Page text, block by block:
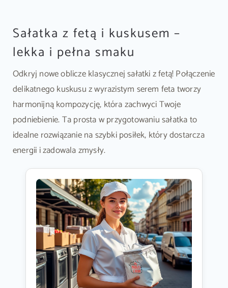
Sałatka z fetą i kuskusem –
lekka i pełna smaku
Odkryj nowe oblicze klasycznej sałatki z fetą! Połączenie
delikatnego kuskusu z wyrazistym serem feta tworzy
harmonijną kompozycję, która zachwyci Twoje
podniebienie. Ta prosta w przygotowaniu sałatka to
idealne rozwiązanie na szybki posiłek, który dostarcza
energii i zadowala zmysły.